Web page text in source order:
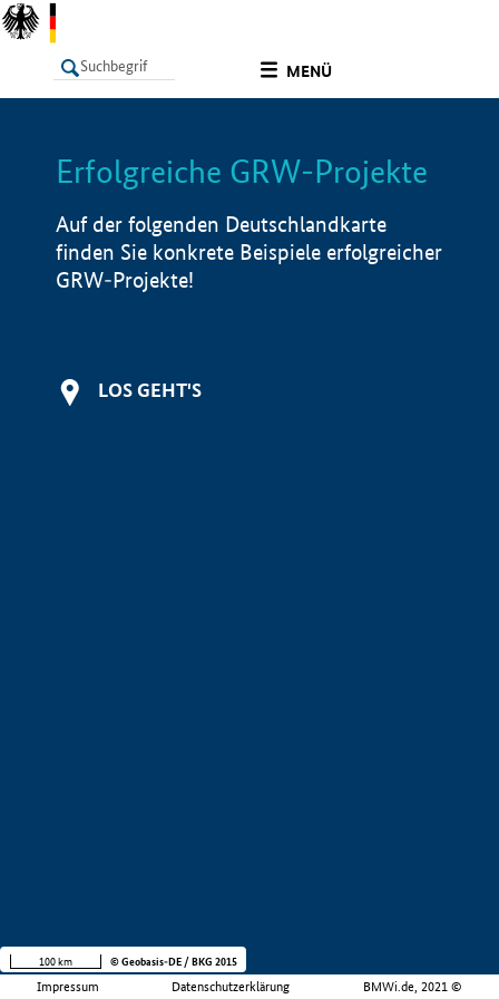
MENÜ
LISTE Info
Erfolgreiche GRW-Projekte
Auf der folgenden Deutschlandkarte
finden Sie konkrete Beispiele erfolgreicher
GRW-Projekte!
LOS GEHT'S
Impressum Datenschutzerklärung BMWi.de, 2021 ©
100 km © Geobasis-DE / BKG 2015